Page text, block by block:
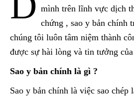
mình trên lĩnh vực dịch
chứng , sao y bản chính
chúng tôi luôn tâm niệm thành
được sự hài lòng và tin tưởng của
Sao y bản chính là gì ?
Sao y bản chính là việc sao chép